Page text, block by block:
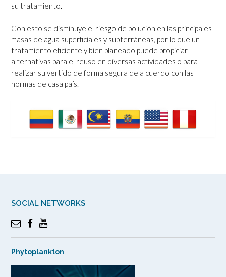
su tratamiento.
Con esto se disminuye el riesgo de polución en las principales
masas de agua superficiales y subterráneas, por lo que un
tratamiento eficiente y bien planeado puede propiciar
alternativas para el reuso en diversas actividades o para
realizar su vertido de forma segura de a cuerdo con las
normas de casa país.
SOCIAL NETWORKS
Phytoplankton